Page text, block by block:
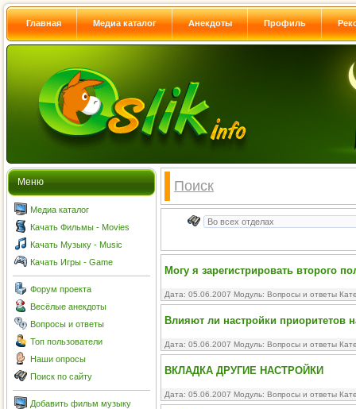
Главная Медиа каталог Анекдоты Профиль
Меню
Медиа каталог
Качать Фильмы - Movies
Качать Музыку - Music
Качать Игры - Game
Форум проекта
Весёлые анекдоты
Вопросы и ответы
Топ пользователи
Наши опросы
Поиск по сайту
Добавить фильм музыку
Поиск
Могу я зарегистрировать второго
Дата: 05.06.2007 Модуль: Вопросы и ответы
Влияют ли настройки приоритетов
Дата: 05.06.2007 Модуль: Вопросы и ответы
ВКЛАДКА ДРУГИЕ НАСТРОЙКИ
Дата: 05.06.2007 Модуль: Вопросы и ответы